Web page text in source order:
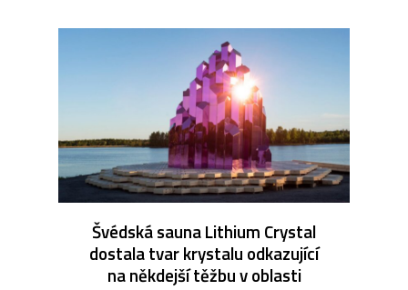
Švédská sauna Lithium Crystal
dostala tvar krystalu odkazující
na někdejší těžbu v oblasti